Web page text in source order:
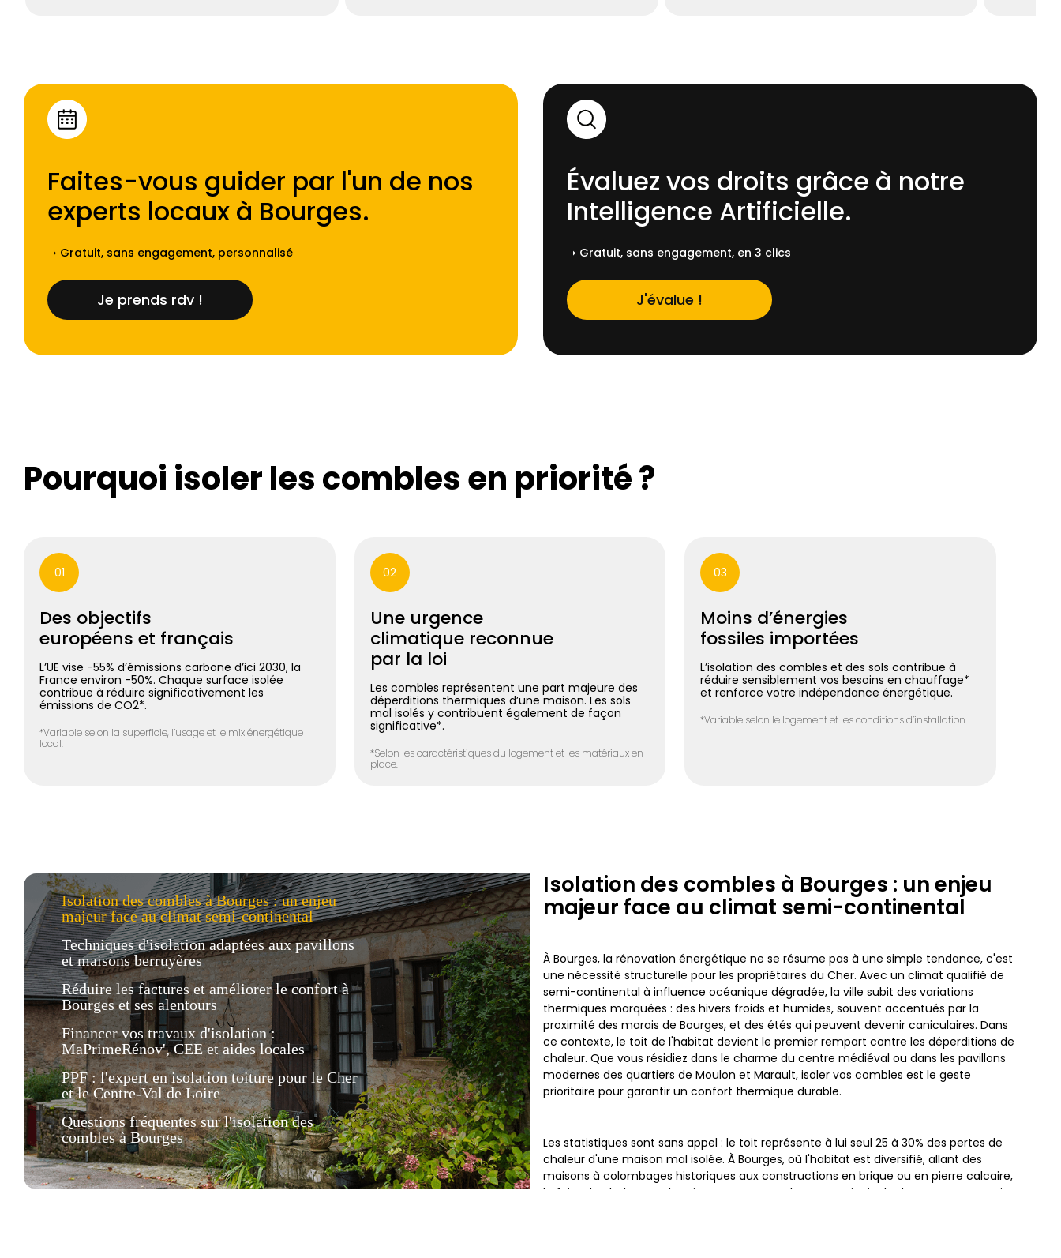
Faites-vous guider par l'un de nos
experts locaux à Bourges.
➝ Gratuit, sans engagement, personnalisé
Je prends rdv !
Évaluez vos droits grâce à notre
Intelligence Artificielle.
➝ Gratuit, sans engagement, en 3 clics
J'évalue !
Pourquoi isoler les combles en priorité ?
01
Des objectifs
européens et français
L’UE vise -55% d’émissions carbone d’ici 2030, la
France environ -50%. Chaque surface isolée
contribue à réduire significativement les
émissions de CO2*.
*Variable selon la superficie, l’usage et le mix énergétique
local.
02
Une urgence
climatique reconnue
par la loi
Les combles représentent une part majeure des
déperditions thermiques d’une maison. Les sols
mal isolés y contribuent également de façon
significative*.
*Selon les caractéristiques du logement et les matériaux en
place.
03
Moins d’énergies
fossiles importées
L’isolation des combles et des sols contribue à
réduire sensiblement vos besoins en chauffage*
et renforce votre indépendance énergétique.
*Variable selon le logement et les conditions d’installation.
Isolation des combles à Bourges : un enjeu
majeur face au climat semi-continental
Techniques d'isolation adaptées aux pavillons
et maisons berruyères
Réduire les factures et améliorer le confort à
Bourges et ses alentours
Financer vos travaux d'isolation :
MaPrimeRénov', CEE et aides locales
PPF : l'expert en isolation toiture pour le Cher
et le Centre-Val de Loire
Questions fréquentes sur l'isolation des
combles à Bourges
Isolation des combles à Bourges : un enjeu
majeur face au climat semi-continental
À Bourges, la rénovation énergétique ne se résume pas à une simple tendance, c'est
une nécessité structurelle pour les propriétaires du Cher. Avec un climat qualifié de
semi-continental à influence océanique dégradée, la ville subit des variations
thermiques marquées : des hivers froids et humides, souvent accentués par la
proximité des marais de Bourges, et des étés qui peuvent devenir caniculaires. Dans
ce contexte, le toit de l'habitat devient le premier rempart contre les déperditions de
chaleur. Que vous résidiez dans le charme du centre médiéval ou dans les pavillons
modernes des quartiers de Moulon et Marault, isoler vos combles est le geste
prioritaire pour garantir un confort thermique durable.
Les statistiques sont sans appel : le toit représente à lui seul 25 à 30% des pertes de
chaleur d'une maison mal isolée. À Bourges, où l'habitat est diversifié, allant des
maisons à colombages historiques aux constructions en brique ou en pierre calcaire,
la fuite de chaleur par la toiture est souvent la cause principale de surconsommation